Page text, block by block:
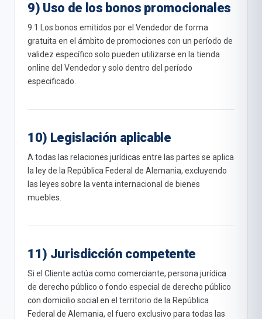
9) Uso de los bonos promocionales
9.1 Los bonos emitidos por el Vendedor de forma
gratuita en el ámbito de promociones con un período de
validez específico solo pueden utilizarse en la tienda
online del Vendedor y solo dentro del período
especificado.
10) Legislación aplicable
A todas las relaciones jurídicas entre las partes se aplica
la ley de la República Federal de Alemania, excluyendo
las leyes sobre la venta internacional de bienes
muebles.
11) Jurisdicción competente
Si el Cliente actúa como comerciante, persona jurídica
de derecho público o fondo especial de derecho público
con domicilio social en el territorio de la República
Federal de Alemania, el fuero exclusivo para todas las